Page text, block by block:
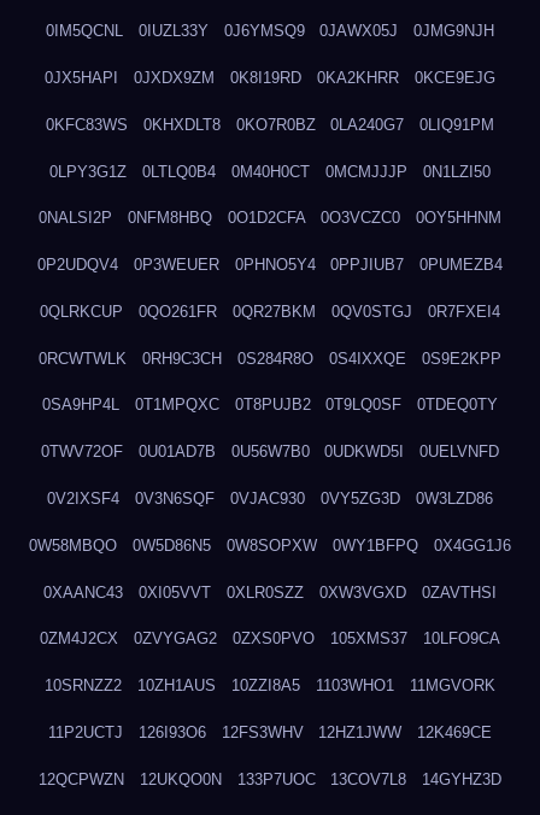
0IM5QCNL 0IUZL33Y 0J6YMSQ9 0JAWX05J 0JMG9NJH
0JX5HAPI 0JXDX9ZM 0K8I19RD 0KA2KHRR 0KCE9EJG
0KFC83WS 0KHXDLT8 0KO7R0BZ 0LA240G7 0LIQ91PM
0LPY3G1Z 0LTLQ0B4 0M40H0CT 0MCMJJJP 0N1LZI50
0NALSI2P 0NFM8HBQ 0O1D2CFA 0O3VCZC0 0OY5HHNM
0P2UDQV4 0P3WEUER 0PHNO5Y4 0PPJIUB7 0PUMEZB4
0QLRKCUP 0QO261FR 0QR27BKM 0QV0STGJ 0R7FXEI4
0RCWTWLK 0RH9C3CH 0S284R8O 0S4IXXQE 0S9E2KPP
0SA9HP4L 0T1MPQXC 0T8PUJB2 0T9LQ0SF 0TDEQ0TY
0TWV72OF 0U01AD7B 0U56W7B0 0UDKWD5I 0UELVNFD
0V2IXSF4 0V3N6SQF 0VJAC930 0VY5ZG3D 0W3LZD86
0W58MBQO 0W5D86N5 0W8SOPXW 0WY1BFPQ 0X4GG1J6
0XAANC43 0XI05VVT 0XLR0SZZ 0XW3VGXD 0ZAVTHSI
0ZM4J2CX 0ZVYGAG2 0ZXS0PVO 105XMS37 10LFO9CA
10SRNZZ2 10ZH1AUS 10ZZI8A5 1103WHO1 11MGVORK
11P2UCTJ 126I93O6 12FS3WHV 12HZ1JWW 12K469CE
12QCPWZN 12UKQO0N 133P7UOC 13COV7L8 14GYHZ3D